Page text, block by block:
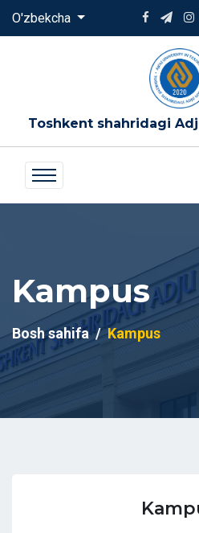
O'zbekcha
Toshkent shahridagi
Kampus
Bosh sahifa Kampus